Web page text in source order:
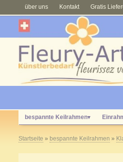
bespannte Keilrahmen▾
Startseite » bespannte Keilrahmen »
Gratis
Kontakt
über uns